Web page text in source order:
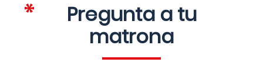
Pregunta a tu
matrona